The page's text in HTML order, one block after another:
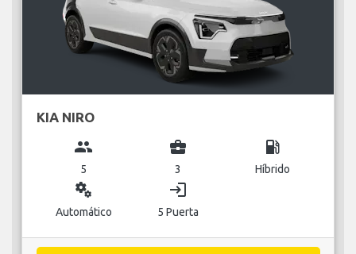
KIA NIRO
group
5
business_center
3
local_gas_station
Híbrido
miscellaneous_services
Automático
login
5 Puerta